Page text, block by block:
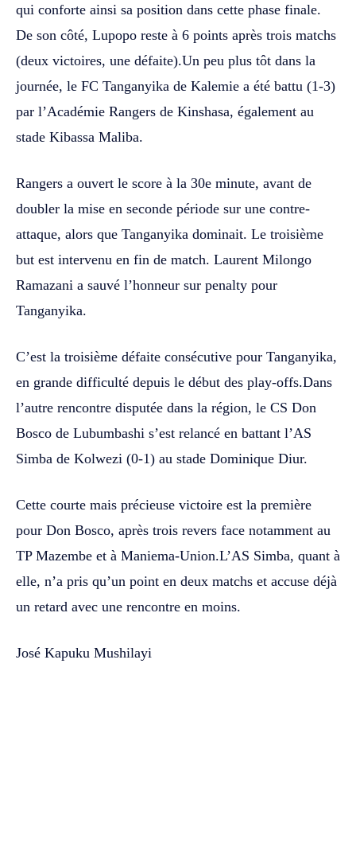
qui conforte ainsi sa position dans cette phase finale.
De son côté, Lupopo reste à 6 points après trois matchs
(deux victoires, une défaite).Un peu plus tôt dans la
journée, le FC Tanganyika de Kalemie a été battu (1-3)
par l’Académie Rangers de Kinshasa, également au
stade Kibassa Maliba.
Rangers a ouvert le score à la 30e minute, avant de
doubler la mise en seconde période sur une contre-
attaque, alors que Tanganyika dominait. Le troisième
but est intervenu en fin de match. Laurent Milongo
Ramazani a sauvé l’honneur sur penalty pour
Tanganyika.
C’est la troisième défaite consécutive pour Tanganyika,
en grande difficulté depuis le début des play-offs.Dans
l’autre rencontre disputée dans la région, le CS Don
Bosco de Lubumbashi s’est relancé en battant l’AS
Simba de Kolwezi (0-1) au stade Dominique Diur.
Cette courte mais précieuse victoire est la première
pour Don Bosco, après trois revers face notamment au
TP Mazembe et à Maniema-Union.L’AS Simba, quant à
elle, n’a pris qu’un point en deux matchs et accuse déjà
un retard avec une rencontre en moins.
José Kapuku Mushilayi